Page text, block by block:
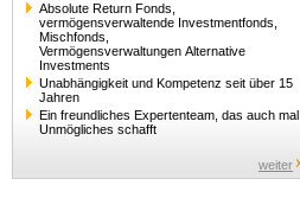
Absolute Return Fonds,
vermögensverwaltende Investmentfonds,
Mischfonds,
Vermögensverwaltungen Alternative
Investments
Unabhängigkeit und Kompetenz seit über 15
Jahren
Ein freundliches Expertenteam, das auch mal
Unmögliches schafft
weiter